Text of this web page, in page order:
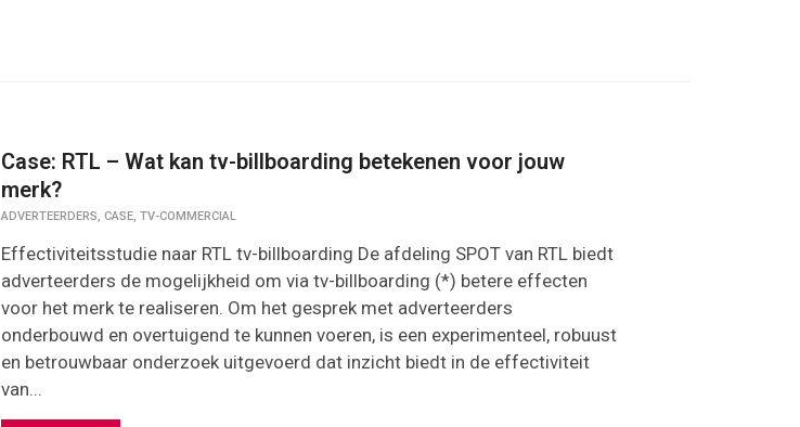
Case: RTL – Wat kan tv-billboarding betekenen voor jouw
merk?
ADVERTEERDERS, CASE, TV-COMMERCIAL
Effectiviteitsstudie naar RTL tv-billboarding De afdeling SPOT van RTL biedt
adverteerders de mogelijkheid om via tv-billboarding (*) betere effecten
voor het merk te realiseren. Om het gesprek met adverteerders
onderbouwd en overtuigend te kunnen voeren, is een experimenteel, robuust
en betrouwbaar onderzoek uitgevoerd dat inzicht biedt in de effectiviteit
van...